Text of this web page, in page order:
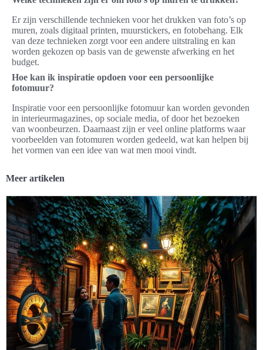
Er zijn verschillende technieken voor het drukken van foto’s op
muren, zoals digitaal printen, muurstickers, en fotobehang. Elk
van deze technieken zorgt voor een andere uitstraling en kan
worden gekozen op basis van de gewenste afwerking en het
budget.
Hoe kan ik inspiratie opdoen voor een persoonlijke
fotomuur?
Inspiratie voor een persoonlijke fotomuur kan worden gevonden
in interieurmagazines, op sociale media, of door het bezoeken
van woonbeurzen. Daarnaast zijn er veel online platforms waar
voorbeelden van fotomuren worden gedeeld, wat kan helpen bij
het vormen van een idee van wat men mooi vindt.
Meer artikelen